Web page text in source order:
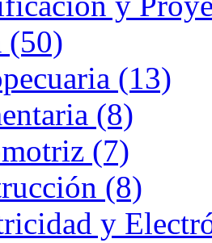
(50)
(13)
(8)
(7)
(8)
y